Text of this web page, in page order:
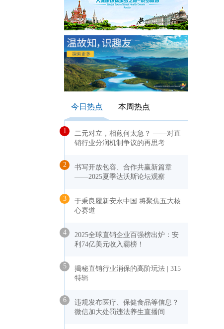
今日热点 本周热点
1
二元对立，相煎何太急？ ——对直
销行业分润机制争议的再思考
2
书写开放包容、合作共赢新篇章
——2025夏季达沃斯论坛观察
3
于秉良履新安永中国 将聚焦五大核
心赛道
4
2025全球直销企业百强榜出炉：安
利74亿美元收入霸榜！
5
揭秘直销行业消保的高阶玩法 | 315
特辑
6
违规发布医疗、保健食品等信息？
微信加大处罚违法养生直播间